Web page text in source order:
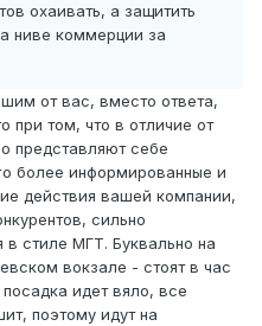
охаивать, а защитить
ниве коммерции за
от вас, вместо ответа,
при том, что в отличие от
представляют себе
более информированные и
действия вашей компании,
сильно
стиле МГТ. Буквально на
вокзале - стоят в час
идет вяло, все
поэтому идут на